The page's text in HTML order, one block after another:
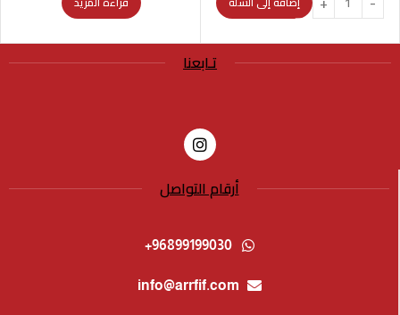
تـابعنا
أرقام التواصل
96899199030+
info@arrfif.com